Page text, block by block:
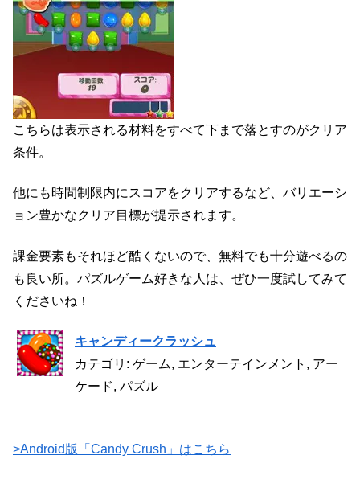
こちらは表示される材料をすべて下まで落とすのがクリア
条件。
他にも時間制限内にスコアをクリアするなど、バリエーシ
ョン豊かなクリア目標が提示されます。
課金要素もそれほど酷くないので、無料でも十分遊べるの
も良い所。パズルゲーム好きな人は、ぜひ一度試してみて
くださいね！
キャンディークラッシュ
カテゴリ: ゲーム, エンターテインメント, アー
ケード, パズル
>Android版「Candy Crush」はこちら